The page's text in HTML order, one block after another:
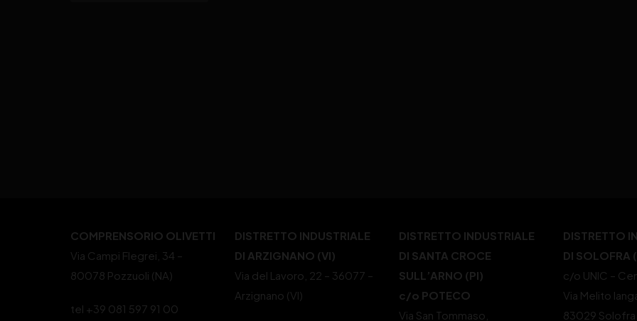
COMPRENSORIO OLIVETTI
Via Campi Flegrei, 34 –
80078 Pozzuoli (NA)
tel +39 081 597 91 00
DISTRETTO INDUSTRIALE
DI ARZIGNANO (VI)
Via del Lavoro, 22 – 36077 –
Arzignano (VI)
DISTRETTO INDUSTRIALE
DI SANTA CROCE
SULL’ARNO (PI)
c/o POTECO
Via San Tommaso,
DISTRETTO
DI SOLOFRA
c/o UNIC –
Via Melito
83029 Solofra